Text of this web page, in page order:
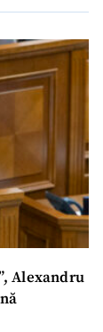
Alexandru